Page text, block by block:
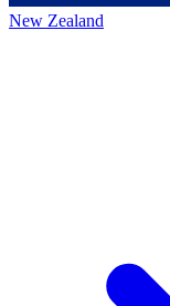
New Zealand